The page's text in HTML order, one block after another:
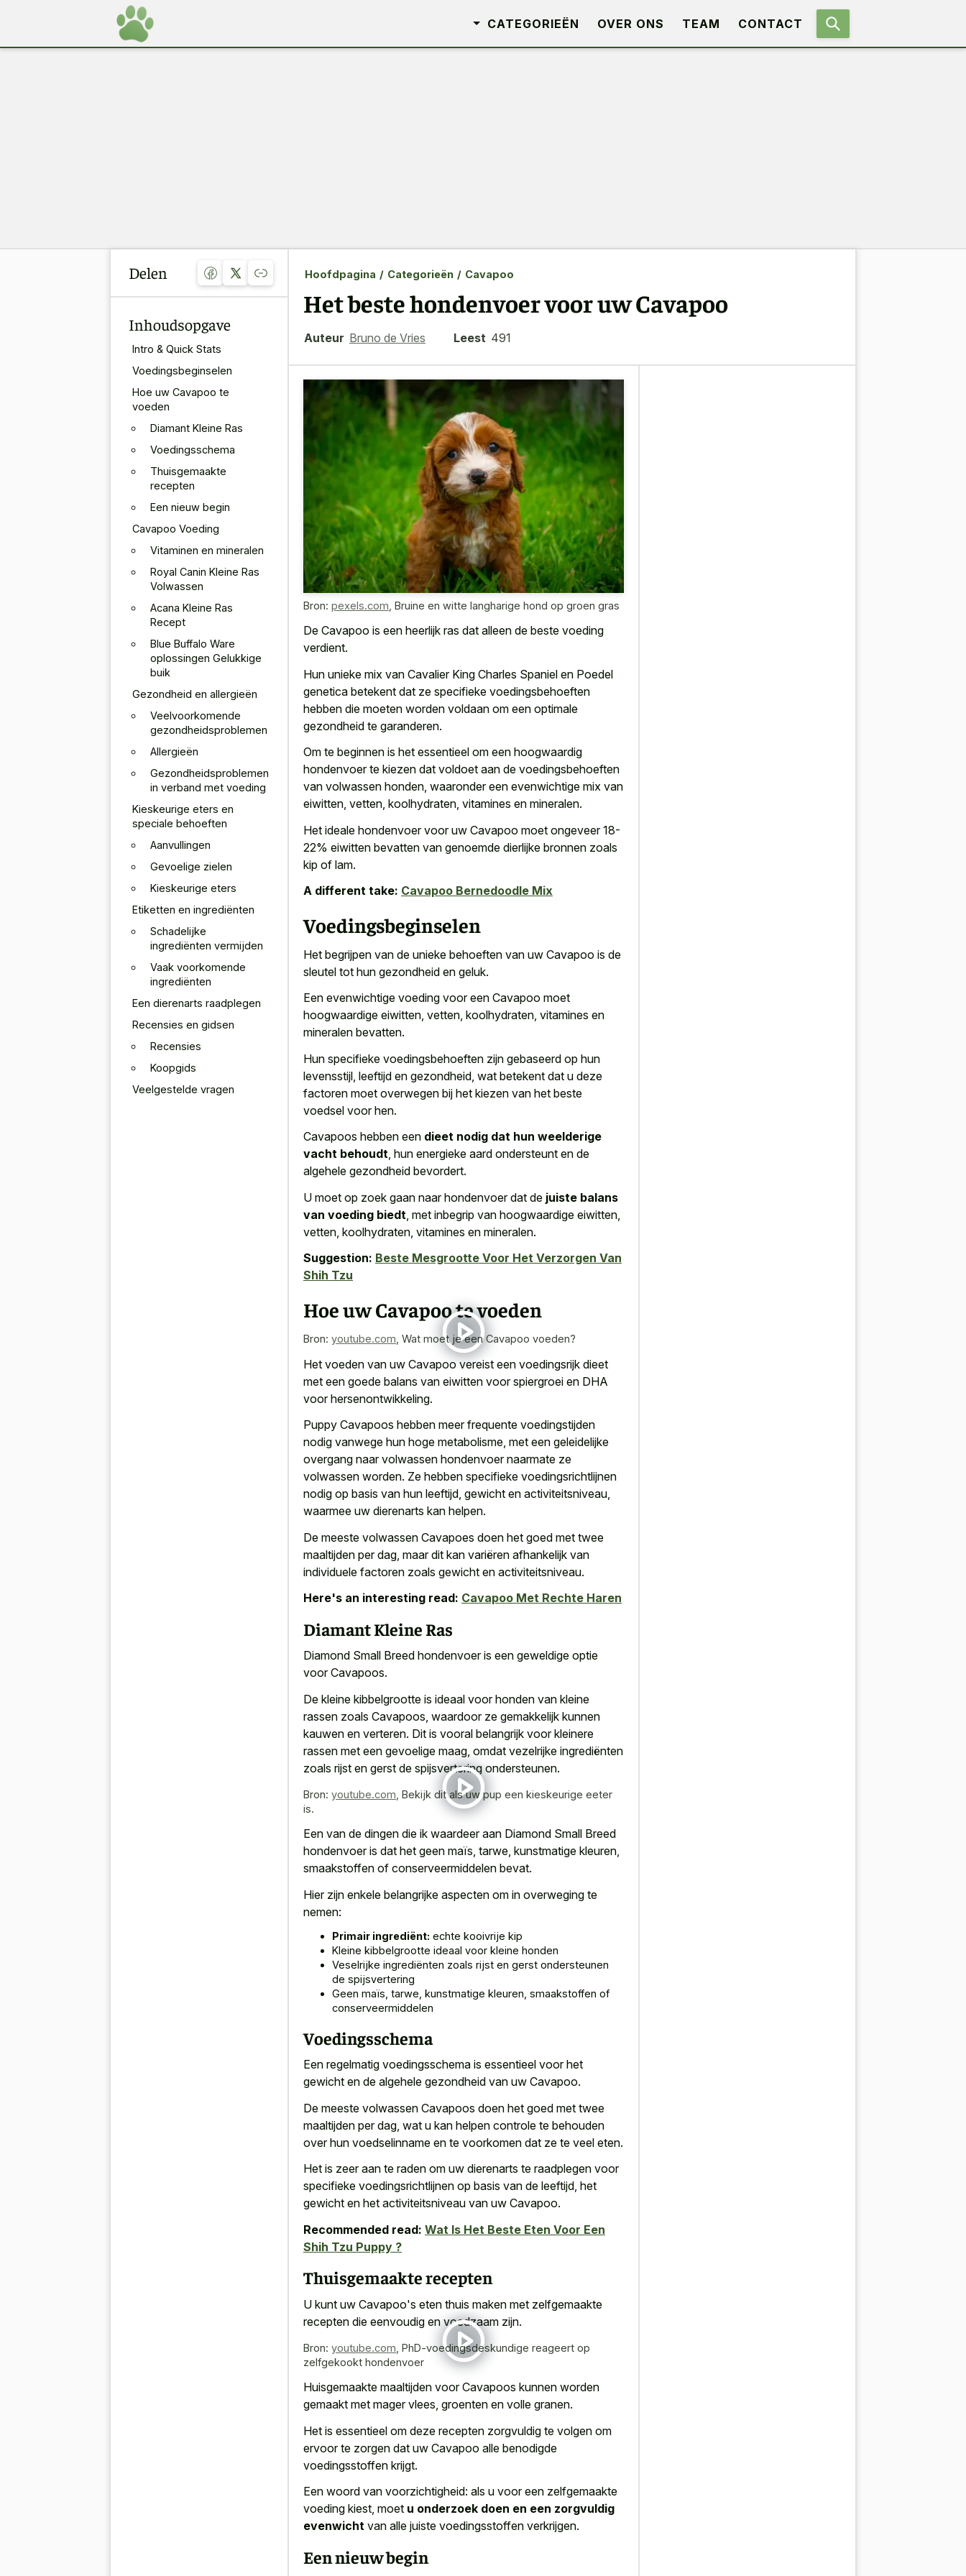
CATEGORIEËN OVER ONS TEAM CONTACT
Delen
Inhoudsopgave
Intro & Quick Stats
Voedingsbeginselen
Hoe uw Cavapoo te
voeden
Diamant Kleine Ras
Voedingsschema
Thuisgemaakte
recepten
Een nieuw begin
Cavapoo Voeding
Vitaminen en mineralen
Royal Canin Kleine Ras
Volwassen
Acana Kleine Ras
Recept
Blue Buffalo Ware
oplossingen Gelukkige
buik
Gezondheid en allergieën
Veelvoorkomende
gezondheidsproblemen
Allergieën
Gezondheidsproblemen
in verband met voeding
Kieskeurige eters en
speciale behoeften
Aanvullingen
Gevoelige zielen
Kieskeurige eters
Etiketten en ingrediënten
Schadelijke
ingrediënten vermijden
Vaak voorkomende
ingrediënten
Een dierenarts raadplegen
Recensies en gidsen
Recensies
Koopgids
Veelgestelde vragen
Hoofdpagina / Categorieën / Cavapoo
Het beste hondenvoer voor uw Cavapoo
Auteur Bruno de Vries Leest 491
Bron: pexels.com Bruine en witte langharige hond op groen gras
De Cavapoo is een heerlijk ras dat alleen de beste voeding
verdient.
Hun unieke mix van Cavalier King Charles Spaniel en Poedel
genetica betekent dat ze specifieke voedingsbehoeften
hebben die moeten worden voldaan om een optimale
gezondheid te garanderen.
Om te beginnen is het essentieel om een hoogwaardig
hondenvoer te kiezen dat voldoet aan de voedingsbehoeften
van volwassen honden, waaronder een evenwichtige mix van
eiwitten, vetten, koolhydraten, vitamines en mineralen.
Het ideale hondenvoer voor uw Cavapoo moet ongeveer 18-
22% eiwitten bevatten van genoemde dierlijke bronnen zoals
kip of lam.
A different take: Cavapoo Bernedoodle Mix
Voedingsbeginselen
Het begrijpen van de unieke behoeften van uw Cavapoo is de
sleutel tot hun gezondheid en geluk.
Een evenwichtige voeding voor een Cavapoo moet
hoogwaardige eiwitten, vetten, koolhydraten, vitamines en
mineralen bevatten.
Hun specifieke voedingsbehoeften zijn gebaseerd op hun
levensstijl, leeftijd en gezondheid, wat betekent dat u deze
factoren moet overwegen bij het kiezen van het beste
voedsel voor hen.
Cavapoos hebben een dieet nodig dat hun weelderige
vacht behoudt, hun energieke aard ondersteunt en de
algehele gezondheid bevordert.
U moet op zoek gaan naar hondenvoer dat de juiste balans
van voeding biedt , met inbegrip van hoogwaardige eiwitten,
vetten, koolhydraten, vitamines en mineralen.
Suggestion: Beste Mesgrootte Voor Het Verzorgen Van
Shih Tzu
Hoe uw Cavapoo te voeden
Bron: youtube.com Wat moet je een Cavapoo voeden?
Het voeden van uw Cavapoo vereist een voedingsrijk dieet
met een goede balans van eiwitten voor spiergroei en DHA
voor hersenontwikkeling.
Puppy Cavapoos hebben meerfrequente voedingstijden
nodig vanwege hun hoge metabolisme, met een geleidelijke
overgang naarvolwassen hondenvoer naarmate ze
volwassen worden. Ze hebben specifieke voedingsrichtlijnen
nodig op basis van hun leeftijd, gewicht en activiteitsniveau,
waarmee uw dierenarts kan helpen.
De meeste volwassen Cavapoes doen het goed met twee
maaltijden per dag, maar dit kan variëren afhankelijk van
individuele factoren zoals gewicht en activiteitsniveau.
Here's an interesting read: Cavapoo Met Rechte Haren
Diamant Kleine Ras
Diamond Small Breed hondenvoer is een geweldige optie
voor Cavapoos.
De kleine kibbelgrootte is ideaal voor honden van kleine
rassen zoals Cavapoos, waardoor ze gemakkelijk kunnen
kauwen en verteren. Dit is vooral belangrijk voorkleinere
rassen met een gevoelige maag , omdat vezelrijke ingrediënten
zoals rijst en gerst de spijsvertering ondersteunen.
Bron: youtube.com Bekijk dit als uw pup een kieskeurige eeter
is.
Een van de dingen die ik waardeer aan Diamond Small Breed
hondenvoer is dat het geen maïs, tarwe, kunstmatige kleuren,
smaakstoffen of conserveermiddelen bevat.
Hier zijn enkele belangrijke aspecten om in overweging te
nemen:
Primair ingrediënt: echte kooivrije kip
Kleine kibbelgrootte ideaal voor kleine honden
Veselrijke ingrediënten zoals rijst en gerst ondersteunen
de spijsvertering
Geen maïs, tarwe, kunstmatige kleuren, smaakstoffen of
conserveermiddelen
Voedingsschema
Een regelmatig voedingsschema is essentieel voor het
gewicht en de algehele gezondheid van uw Cavapoo.
De meeste volwassen Cavapoos doen het goed met twee
maaltijden per dag, wat u kan helpen controle te behouden
over hun voedselinname en te voorkomen dat ze te veel eten.
Het is zeer aan te raden om uw dierenarts te raadplegen voor
specifieke voedingsrichtlijnen op basis van de leeftijd, het
gewicht en het activiteitsniveau van uw Cavapoo.
Recommended read: Wat Is Het Beste Eten Voor Een
Shih Tzu Puppy ?
Thuisgemaakte recepten
U kunt uw Cavapoo's eten thuis maken met zelfgemaakte
recepten die eenvoudig en voedzaam zijn.
Bron: youtube.com PhD-voedingsdeskundige reageert op
zelfgekookt hondenvoer
Huisgemaakte maaltijden voor Cavapoos kunnen worden
gemaakt met mager vlees, groenten en volle granen.
Het is essentieel om deze recepten zorgvuldig te volgen om
ervoor te zorgen dat uw Cavapoo alle benodigde
voedingsstoffen krijgt.
Een woord van voorzichtigheid: als u voor een zelfgemaakte
voeding kiest, moet u onderzoek doen en een zorgvuldig
evenwicht van alle juiste voedingsstoffen verkrijgen.
Een nieuw begin